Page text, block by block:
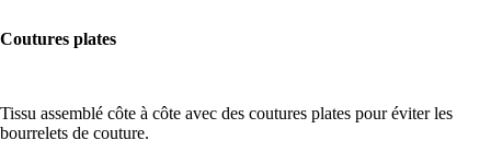
Coutures plates
Tissu assemblé côte à côte avec des coutures plates pour éviter les
bourrelets de couture.